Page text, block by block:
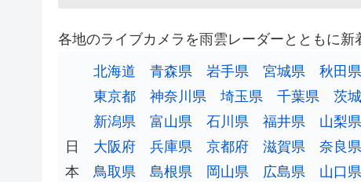
各地のライブカメラを雨雲レーダーとともに新
日
本
北海道 青森県 岩手県 宮城県 秋田県
東京都
神奈川県 埼玉県 千葉県 茨
新潟県
富山県 石川県 福井県 山梨県
大阪府
兵庫県 京都府 滋賀県 奈良県
鳥取県
島根県 岡山県 広島県
山口県